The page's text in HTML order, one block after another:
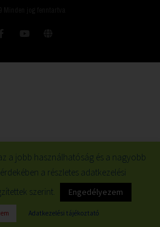
a jobb használhatóság és a nagyobb
a részletes adatkezelési
szerint.
Engedélyezem
Adatkezelési tájékoztató